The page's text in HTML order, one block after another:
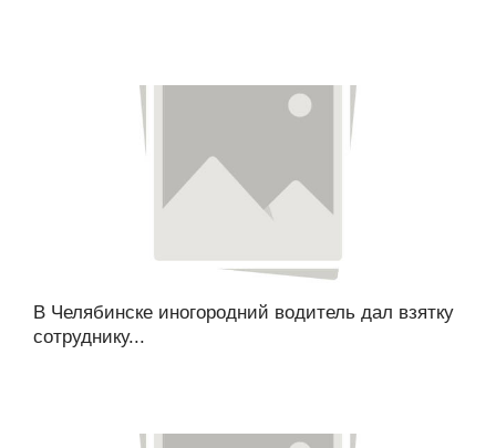
В Челябинске иногородний водитель дал взятку
сотруднику...